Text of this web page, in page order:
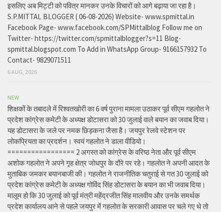
इसलिए अब मिट्टी को पवित्र मानकर उनके विचारों को आगे बढ़ाया जा रहा है।
S.P.MITTAL BLOGGER ( 06-08-2026) Website- www.spmittal.in
Facebook Page- www.facebook.com/SPMittalblog Follow me on
Twitter- https://twitter.com/spmittalblogger?s=11 Blog-
spmittal.blogspot.com To Add in WhatsApp Group- 9166157932 To
Contact- 9829071511
6 AUG, 2026
NEW
शिक्षकों के तबादले में रिश्वतखोरी का 6 वर्ष पुराना मामला उठाकर पूर्व सीएम गहलोत ने
प्रदेश कांग्रेस कमेटी के अध्यक्ष डोटासरा को 30 जुलाई वाले बयान का जवाब दिया।
यह डोटासरा के जले पर नमक छिड़कना जैसा है। जयपुर रेलवे स्टेशन पर
लोकप्रियता का प्रदर्शन। स्वयं गहलोत ने डाला वीडियो।
================= 2 अगस्त को कांग्रेस के वरिष्ठ नेता और पूर्व सीएम
अशोक गहलोत ने अपने गृह क्षेत्र जोधपुर के दौरे पर रहे। गहलोत ने अपनी आदत के
मुताबिक जमकर बयानबाजी की। गहलोत ने राजनीतिक चतुराई से गत 30 जुलाई को
प्रदेश कांग्रेस कमेटी के अध्यक्ष गोविंद सिंह डोटासरा के बयान का भी जवाब दिया।
मालूम हो कि 30 जुलाई को पूर्व मंत्री महेंद्रजीत सिंह मालवीय और उनके समर्थक
प्रदेश कार्यालय आने से पहले जयपुर में गहलोत के सरकारी आवास पर चले गए थे तो